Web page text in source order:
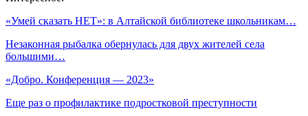
«Умей сказать НЕТ»: в Алтайской библиотеке школьникам…
Незаконная рыбалка обернулась для двух жителей села
большими…
«Добро. Конференция — 2023»
Еще раз о профилактике подростковой преступности